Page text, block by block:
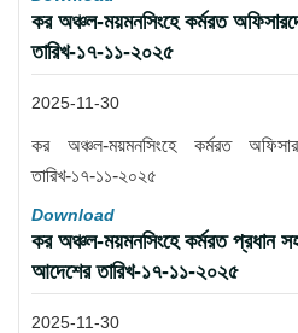
কর অঞ্চল-ময়মনসিংহে কর্মরত
তারিখ-১৭-১১-২০২৫
2025-11-30
কর অঞ্চল-ময়মনসিংহে কর্মরত
তারিখ-১৭-১১-২০২৫
Download
কর অঞ্চল-ময়মনসিংহে কর্মরত প্রধান
আদেশের তারিখ-১৭-১১-২০২৫
2025-11-30